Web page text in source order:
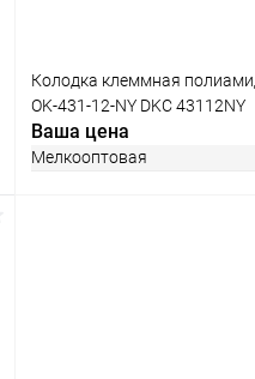
Колодка клеммная
OK-431-12-NY DKC 43112NY
Ваша цена
Мелкооптовая